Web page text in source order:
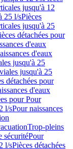
jusqu'à 12
25 l/sPièces
jusqu'à 25
détachées pour
d'eaux
d'eaux
jusqu'à 25
jusqu'à 25
détachées pour
d'eaux
pour Pour
l/sPour naissances
Trop-pleins
sécuritéPour
l/sPièces détachées